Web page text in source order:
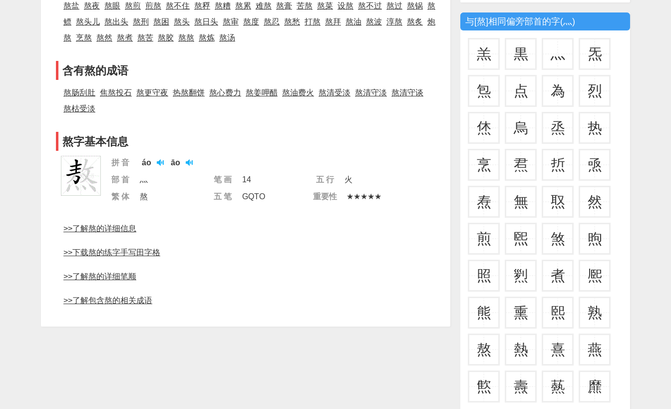
熬盐 熬夜 熬眼 熬煎 煎熬 熬不住 熬稃 熬糟 熬累 难熬 熬膏 苦熬 熬菜 设熬 熬不过 熬过 熬锅 熬
鳔 熬头儿 熬出头 熬刑 熬困 熬头 熬日头 熬审 熬度 熬忍 熬愁 打熬 熬拜 熬油 熬波 淳熬 熬炙
炮
熬 烹熬 熬然 熬煮 熬苦 熬胶 熬熬 熬炼 熬汤
含有熬的成语
熬肠刮肚 焦熬投石 熬更守夜 热熬翻饼 熬心费力 熬姜呷醋 熬油费火 熬清受淡 熬清守淡 熬清守谈
熬枯受淡
熬字基本信息
拼 音 áo
āo
部 首
灬 笔 画 14 五 行
火
繁 体
熬 五 笔 GQTO 重要性 ★★★★★
>>了解熬的详细信息
>>下载熬的练字手写田字格
>>了解熬的详细笔顺
>>了解包含熬的相关成语
与[熬]相同偏旁部首的字(灬)
羔 黒 灬 炁
炰 点 為 烈
烋 烏 烝 热
烹 焄 焎 焏
焘 無 焣 然
煎 煕 煞 煦
照 煭 煮 熈
熊 熏 熙 熟
熬 熱 熹 燕
燞 燾 爇 爢